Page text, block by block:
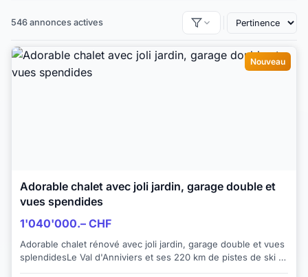
546 annonces actives
Nouveau
Adorable chalet avec joli jardin, garage double et
vues spendides
1'040'000.– CHF
Adorable chalet rénové avec joli jardin, garage double et vues
splendidesLe Val d'Anniviers et ses 220 km de pistes de ski -